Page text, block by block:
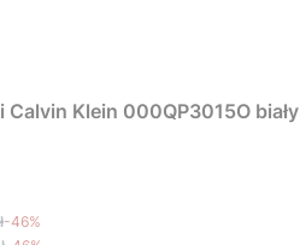
Klein 000QP3015O biały
-46%